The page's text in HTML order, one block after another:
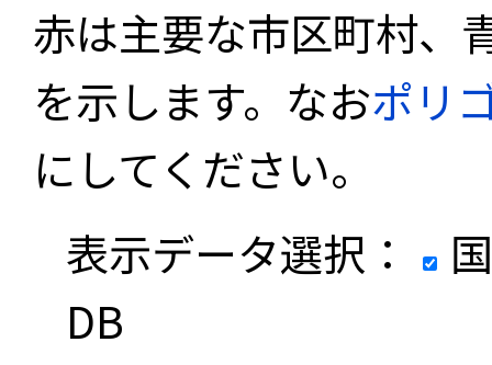
赤は主要な市区町村、
を示します。なおポリ
にしてください。
表示データ選択：
DB